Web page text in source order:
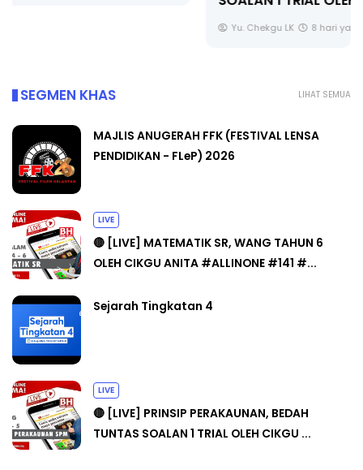
LIHAT SEMUA
SEGMEN KHAS
MAJLIS ANUGERAH FFK (FESTIVAL LENSA
PENDIDIKAN - FLeP) 2026
LIVE
🔴 [LIVE] MATEMATIK SR, WANG TAHUN 6
OLEH CIKGU ANITA #ALLINONE #141 #...
Sejarah Tingkatan 4
LIVE
🔴 [LIVE] PRINSIP PERAKAUNAN, BEDAH
TUNTAS SOALAN 1 TRIAL OLEH CIKGU ...